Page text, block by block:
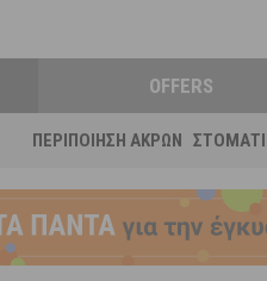
ΠΕΡΙΠΟΊΗΣΗ ΆΚΡΩΝ
OFFERS